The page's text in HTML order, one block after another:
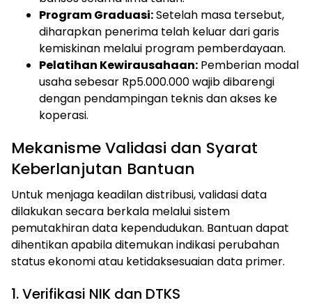
Program Graduasi:Setelah masa tersebut,
diharapkan penerima telah keluar dari garis
kemiskinan melalui program pemberdayaan.
Pelatihan Kewirausahaan: Pemberian modal
usaha sebesar Rp5.000.000 wajib dibarengi
dengan pendampingan teknis dan akses ke
koperasi.
Mekanisme Validasi dan Syarat
Keberlanjutan Bantuan
Untuk menjaga keadilan distribusi, validasi data
dilakukan secara berkala melalui sistem
pemutakhiran data kependudukan. Bantuan dapat
dihentikan apabila ditemukan indikasi perubahan
status ekonomi atau ketidaksesuaian data primer.
1. Verifikasi NIK dan DTKS